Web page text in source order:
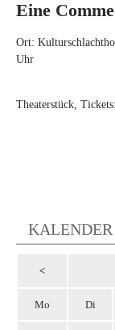
Eine
Ort:
Uhr
Theaterstück,
KALENDER
<
Mo Di